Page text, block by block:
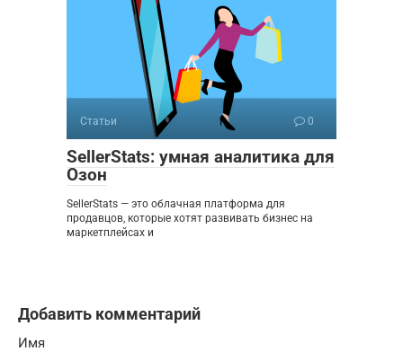
Статьи 0
SellerStats: умная аналитика для
Озон
SellerStats — это облачная платформа для
продавцов, которые хотят развивать бизнес на
маркетплейсах и
Добавить комментарий
Имя